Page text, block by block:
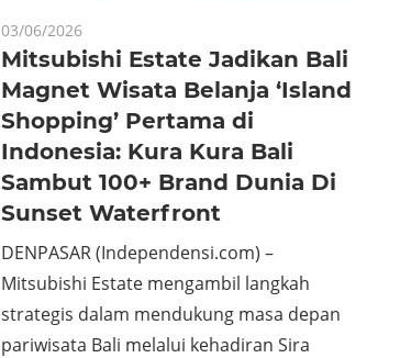
03/06/2026
Mitsubishi Estate Jadikan Bali
Magnet Wisata Belanja ‘Island
Shopping’ Pertama di
Indonesia: Kura Kura Bali
Sambut 100+ Brand Dunia Di
Sunset Waterfront
DENPASAR (Independensi.com) –
Mitsubishi Estate mengambil langkah
strategis dalam mendukung masa depan
pariwisata Bali melalui kehadiran Sira